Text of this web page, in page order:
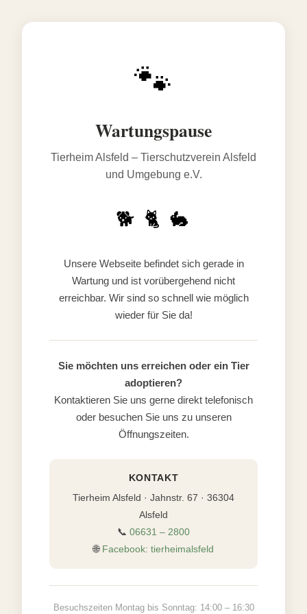
🐾
Wartungspause
Tierheim Alsfeld – Tierschutzverein Alsfeld
und Umgebung e.V.
🐕 🐈 🐇
Unsere Webseite befindet sich gerade in
Wartung und ist vorübergehend nicht
erreichbar. Wir sind so schnell wie möglich
wieder für Sie da!
Sie möchten uns erreichen oder ein Tier
adoptieren?
Kontaktieren Sie uns gerne direkt telefonisch
oder besuchen Sie uns zu unseren
Öffnungszeiten.
KONTAKT
Tierheim Alsfeld · Jahnstr. 67 · 36304
Alsfeld
📞 06631 – 2800
🌐 Facebook: tierheimalsfeld
Besuchszeiten Montag bis Sonntag: 14:00 – 16:30